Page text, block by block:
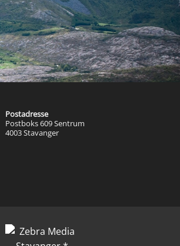
Postadresse
Postboks 609 Sentrum
4003 Stavanger